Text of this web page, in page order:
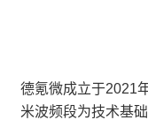
德氪微成立于2021
米波频段为技术基